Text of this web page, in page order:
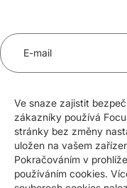
E-mail
mailovou adresu. Svůj
Ve snaze zajistit
zákazníky používá
stránky bez změny
uložen na vašem
Pokračováním v
používáním cookies.